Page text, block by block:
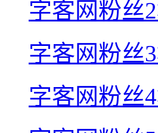
字客网粉丝
字客网粉丝
字客网粉丝